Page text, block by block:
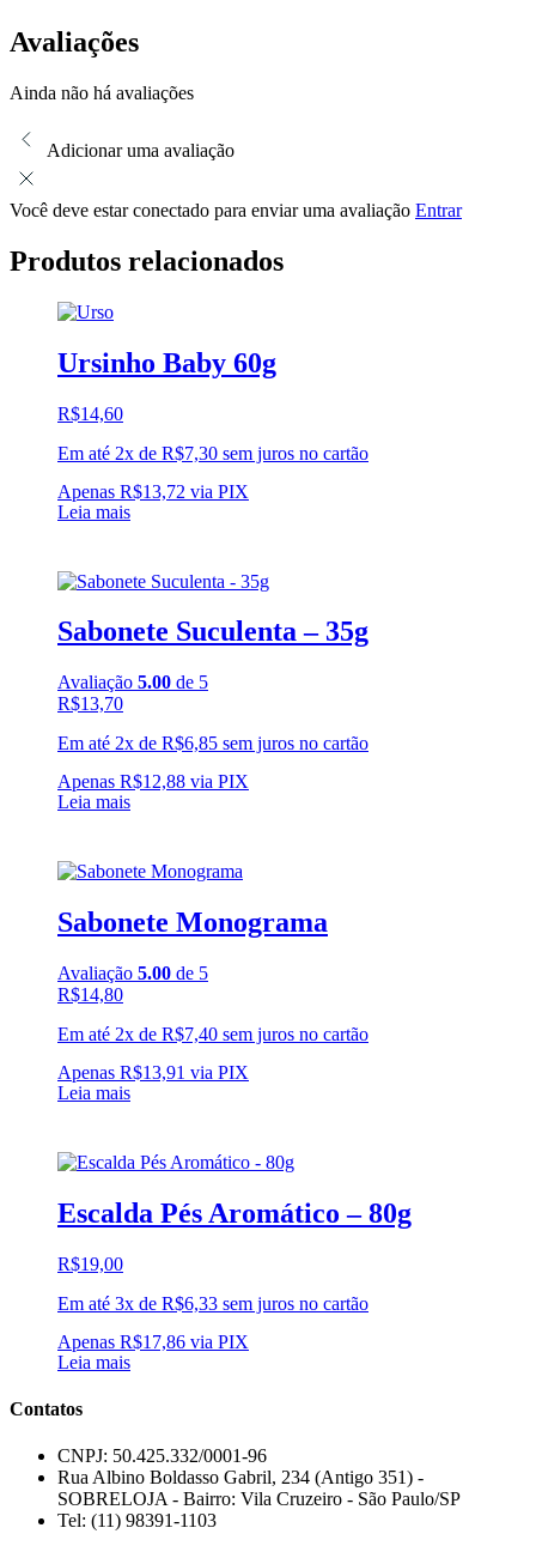
Avaliações
Ainda não há avaliações
Adicionar uma avaliação
Você deve estar conectado para enviar uma avaliação Entrar
Produtos relacionados
Ursinho Baby 60g
R$14,60
Em até 2x de R$7,30 sem juros no cartão
Apenas R$13,72 via PIX
Leia mais
Sabonete Suculenta – 35g
Avaliação 5.00 de 5
R$13,70
Em até 2x de R$6,85 sem juros no cartão
Apenas R$12,88 via PIX
Leia mais
Sabonete Monograma
Avaliação 5.00 de 5
R$14,80
Em até 2x de R$7,40 sem juros no cartão
Apenas R$13,91 via PIX
Leia mais
Escalda Pés Aromático – 80g
R$19,00
Em até 3x de R$6,33 sem juros no cartão
Apenas R$17,86 via PIX
Leia mais
Contatos
CNPJ: 50.425.332/0001-96
Rua Albino Boldasso Gabril, 234 (Antigo 351) -
SOBRELOJA - Bairro: Vila Cruzeiro - São Paulo/SP
​​​​​​​​​​​​​​​​​​​​Tel: (11) 98391-1103